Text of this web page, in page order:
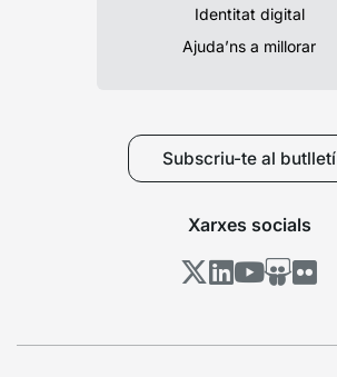
Identitat digital
Ajuda’ns a millorar
Subscriu-te al butlletí
Xarxes socials